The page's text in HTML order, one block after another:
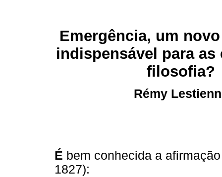
Emergência, um
indispensável para as
filosofia?
Rémy
É bem conhecida a
1827):